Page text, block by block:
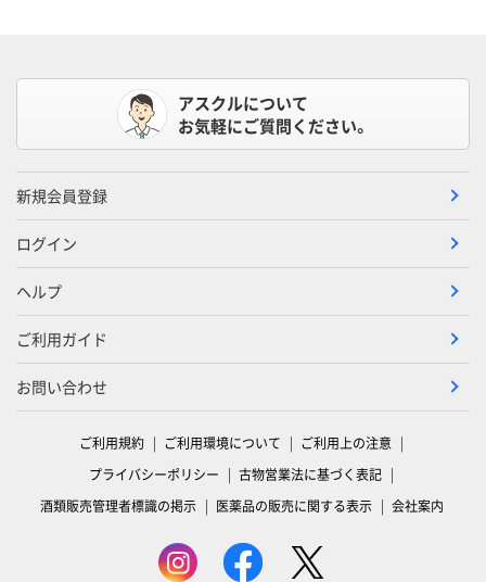
アスクルについて
お気軽にご質問ください。
新規会員登録
ログイン
ヘルプ
ご利用ガイド
お問い合わせ
ご利用規約 ご利用環境について
ご利用上の注意
プライバシーポリシー
古物営業法に基づく表記
酒類販売管理者標識の掲示
医薬品の販売に関する表示 会社案内